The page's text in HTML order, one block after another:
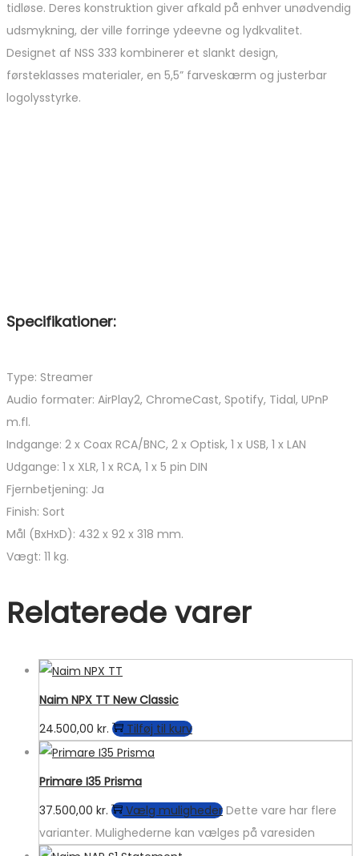
tidløse. Deres konstruktion giver afkald på enhver unødvendig
udsmykning, der ville forringe ydeevne og lydkvalitet.
Designet af NSS 333 kombinerer et slankt design,
førsteklasses materialer, en 5,5” farveskærm og justerbar
logolysstyrke.
Specifikationer:
Type: Streamer
Audio formater: AirPlay2, ChromeCast, Spotify, Tidal, UPnP
m.fl.
Indgange: 2 x Coax RCA/BNC, 2 x Optisk, 1 x USB, 1 x LAN
Udgange: 1 x XLR, 1 x RCA, 1 x 5 pin DIN
Fjernbetjening: Ja
Finish: Sort
Mål (BxHxD): 432 x 92 x 318 mm.
Vægt: 11 kg.
Relaterede varer
Naim NPX TT New Classic
24.500,00 kr. Tilføj til kurv
Primare I35 Prisma
37.500,00 kr. Vælg muligheder Dette vare har flere
varianter. Mulighederne kan vælges på varesiden